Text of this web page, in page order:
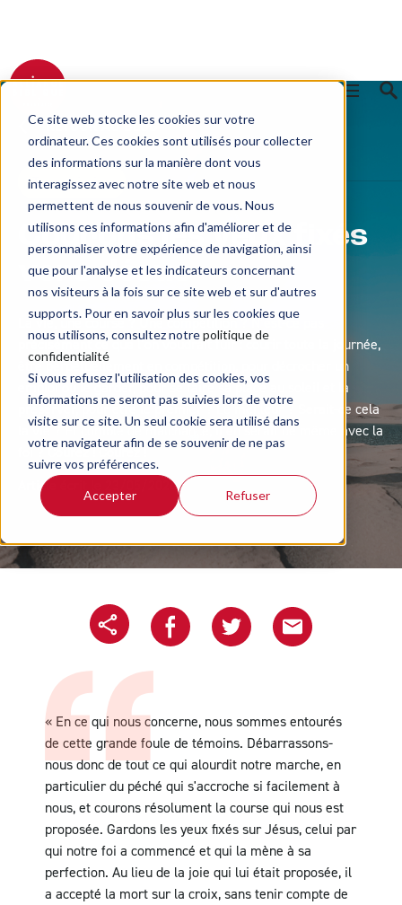
Ce site web stocke les cookies sur votre
ordinateur. Ces cookies sont utilisés pour collecter
des informations sur la manière dont vous
interagissez avec notre site web et nous
permettent de nous souvenir de vous. Nous
utilisons ces informations afin d'améliorer et de
personnaliser votre expérience de navigation, ainsi
que pour l'analyse et les indicateurs concernant
nos visiteurs à la fois sur ce site web et sur d'autres
supports. Pour en savoir plus sur les cookies que
nous utilisons, consultez notrepolitique de
confidentialité
Si vous refusez l'utilisation des cookies, vos
informations ne seront pas suivies lors de votre
visite sur ce site. Un seul cookie sera utilisé dans
votre navigateur afin de se souvenir de ne pas
suivre vos préférences.
Accepter Refuser
RETOUR AU BLOG
Transmission
Courons les yeux fixés
vers Jésus
La vie, une course ? Une compétition ? N’est-ce pas
précisément ce que l’on voudrait fuir : courir toute la journée,
être perpétuellement en compétition, pour décrocher un
emploi ou le garder, pour se faire sa place au soleil et la
préserver, pour être le premier ? Le meilleur ? Serait-ce cela
la vie ? Et comble de malchance, il en serait de même avec la
foi ? Courez ! Courez !
Article écrit le 23/05/2024
Copier l'url
« En ce qui nous concerne, nous sommes entourés
de cette grande foule de témoins. Débarrassons-
nous donc de tout ce qui alourdit notre marche, en
particulier du péché qui s'accroche si facilement à
nous, et courons résolument la course qui nous est
proposée. Gardons les yeux fixés sur Jésus, celui par
qui notre foi a commencé et qui la mène à sa
perfection. Au lieu de la joie qui lui était proposée, il
a accepté la mort sur la croix, sans tenir compte de